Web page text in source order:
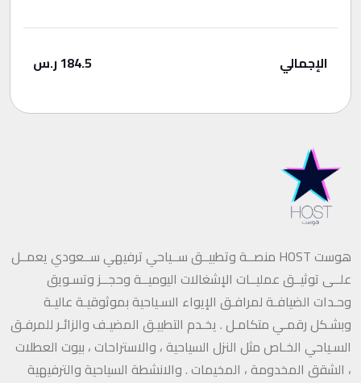
الإجمالي 184.5ر.س
هوست HOST منصــة وتطبيــق ســياحي ترفيهي ســعودي يعمــل
علــى توثيــق عمليــات الإشغالات اليوميــة وحجــز وتسـويق
وحـدات الضيافـة لمرافـق الإيواء السـياحية بموثوقيـة عاليـة
وبشـكل رقمـي متكامـل . يخـدم التطبيـق المضيـف والزائـر للمرفـق
السـياحي الخـاص مثل النزل السياحية ، والاستراحات ، بيوت العطلات
، الشقق المخدومة ، المخيمات . والانشطة السياحية والترفيهية